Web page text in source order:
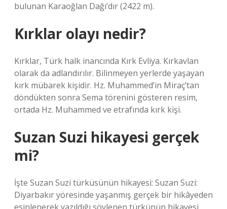
bulunan Karaoğlan Dağı’dır (2422 m).
Kırklar olayı nedir?
Kırklar, Türk halk inancında Kırk Evliya. Kırkavlan
olarak da adlandırılır. Bilinmeyen yerlerde yaşayan
kırk mübarek kişidir. Hz. Muhammed’in Miraç’tan
döndükten sonra Sema törenini gösteren resim,
ortada Hz. Muhammed ve etrafında kırk kişi.
Suzan Suzi hikayesi gerçek
mi?
İşte Suzan Suzi türküsünün hikayesi: Suzan Suzi:
Diyarbakır yöresinde yaşanmış gerçek bir hikâyeden